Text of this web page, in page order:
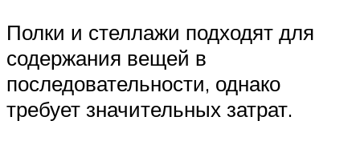
Полки и стеллажи подходят для
содержания вещей в
последовательности, однако
требует значительных затрат.